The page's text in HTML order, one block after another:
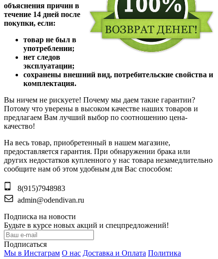
объяснения причин в
течение 14 дней после
покупки, если:
товар не был в
употреблении;
нет следов
эксплуатации;
сохранены внешний вид, потребительские свойства и
комплектация.
Вы ничем не рискуете! Почему мы даем такие гарантии?
Потому что уверены в высоком качестве наших товаров и
предлагаем Вам лучший выбор по соотношению цена-
качество!
На весь товар, приобретенный в нашем магазине,
предоставляется гарантия. При обнаружении брака или
других недостатков купленного у нас товара незамедлительно
сообщите нам об этом удобным для Вас способом:
8(915)7948983
admin@odendivan.ru
Подписка на новости
Будьте в курсе новых акций и спецпредложений!
Подписаться
Мы в Инстаграм О нас Доставка и Оплата Политика